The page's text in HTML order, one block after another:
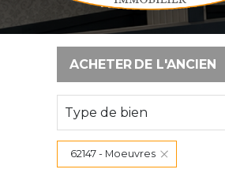
ACHETER DE L'ANCIEN
De l'ancien
Type de bien
62147 - Moeuvres